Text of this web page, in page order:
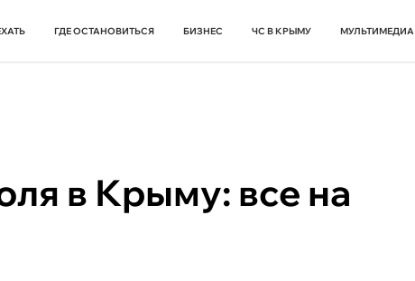
ГДЕ ОСТАНОВИТЬСЯ БИЗНЕС ЧС В КРЫМУ МУЛЬТИМЕДИА
в Крыму: все на